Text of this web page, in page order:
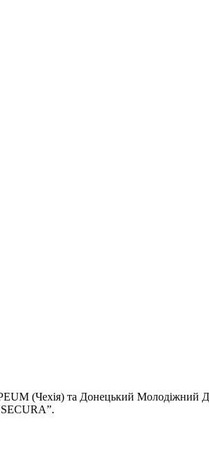
(Чехія) та Донецький